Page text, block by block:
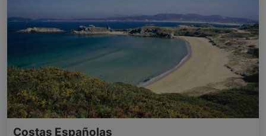
Costas Españolas